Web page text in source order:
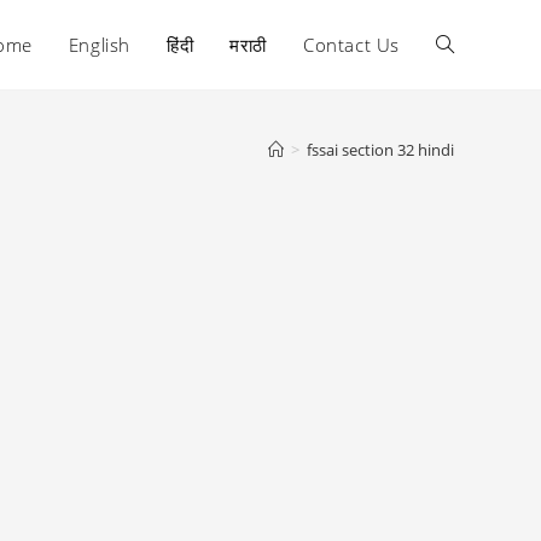
English हिंदी मराठी Contact Us Toggle
> fssai section 32 hindi